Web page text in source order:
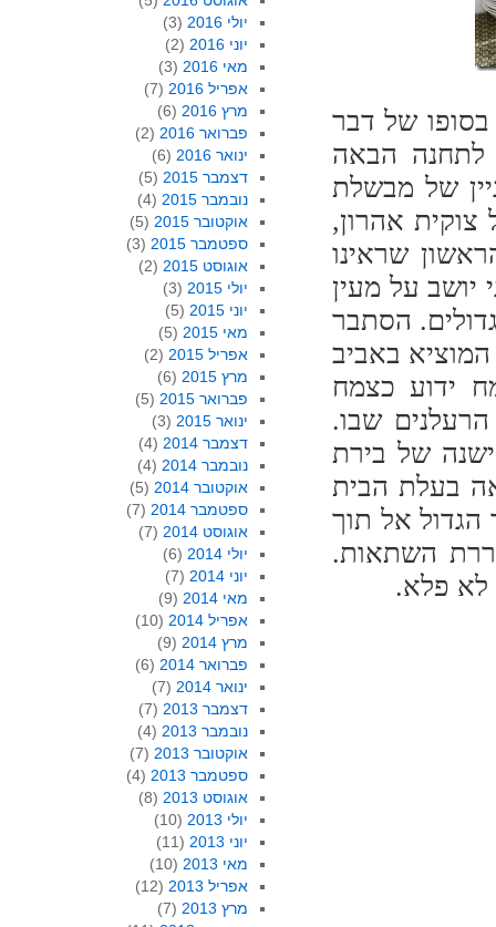
בסופו של דבר
לתחנה הבאה
של מבשלת
אהרון,
שראינו
יושב על מעין
הסתבר
באביב
ידוע כצמח
שבו.
של בירת
בעלת הבית
הגדול אל תוך
השתאות.
לא פלא.
יולי 2016
(3)
יוני 2016
(2)
מאי 2016
(3)
אפריל 2016
(7)
מרץ 2016
(6)
פברואר 2016
(2)
ינואר 2016
(6)
דצמבר 2015
(5)
נובמבר 2015
(4)
אוקטובר 2015
(5)
ספטמבר 2015
(3)
אוגוסט 2015
(2)
יולי 2015
(3)
יוני 2015
(5)
מאי 2015
(5)
אפריל 2015
(2)
מרץ 2015
(6)
פברואר 2015
(5)
ינואר 2015
(3)
דצמבר 2014
(4)
נובמבר 2014
(4)
אוקטובר 2014
(5)
ספטמבר 2014
(7)
אוגוסט 2014
(7)
יולי 2014
(6)
יוני 2014
(7)
מאי 2014
(9)
אפריל 2014
(10)
מרץ 2014
(9)
פברואר 2014
(6)
ינואר 2014
(7)
דצמבר 2013
(7)
נובמבר 2013
(4)
אוקטובר 2013
(7)
ספטמבר 2013
(4)
אוגוסט 2013
(8)
יולי 2013
(10)
יוני 2013
(11)
מאי 2013
(10)
אפריל 2013
(12)
מרץ 2013
(7)